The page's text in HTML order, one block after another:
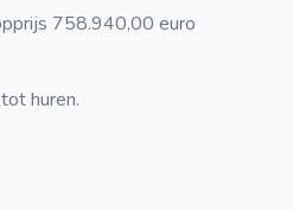
758.940,00 euro
huren.